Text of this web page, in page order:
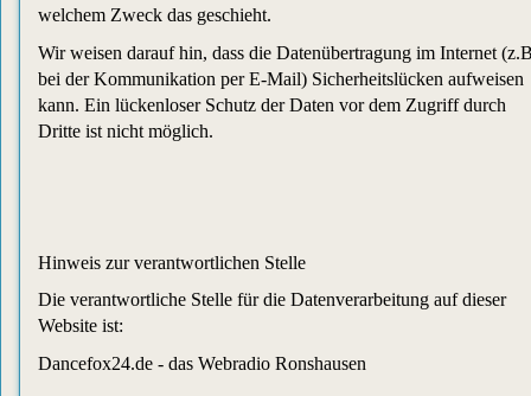
welchem Zweck das geschieht.
Wir weisen darauf hin, dass die Datenübertragung im Internet
bei der Kommunikation per E-Mail) Sicherheitslücken aufweisen
kann. Ein lückenloser Schutz der Daten vor dem Zugriff durch
Dritte ist nicht möglich.
Hinweis zur verantwortlichen Stelle
Die verantwortliche Stelle für die Datenverarbeitung auf dieser
Website ist:
Dancefox24.de - das Webradio Ronshausen